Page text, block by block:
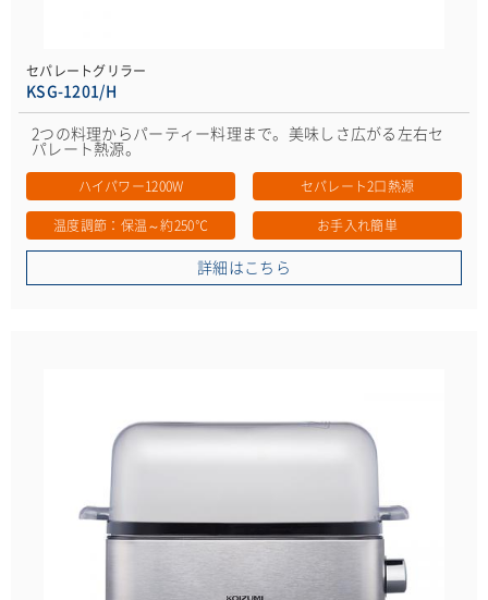
セパレートグリラー
KSG-1201/H
2つの料理からパーティー料理まで。美味しさ広がる左右セ
パレート熱源。
ハイパワー1200W セパレート2口熱源
温度調節：保温～約250℃ お手入れ簡単
詳細はこちら